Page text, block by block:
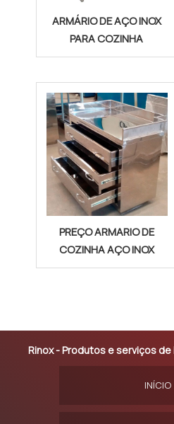
ARMÁRIO DE AÇO INOX
PARA COZINHA
PREÇO ARMARIO DE
COZINHA AÇO INOX
Rinox - Produtos e serviços
INÍCIO